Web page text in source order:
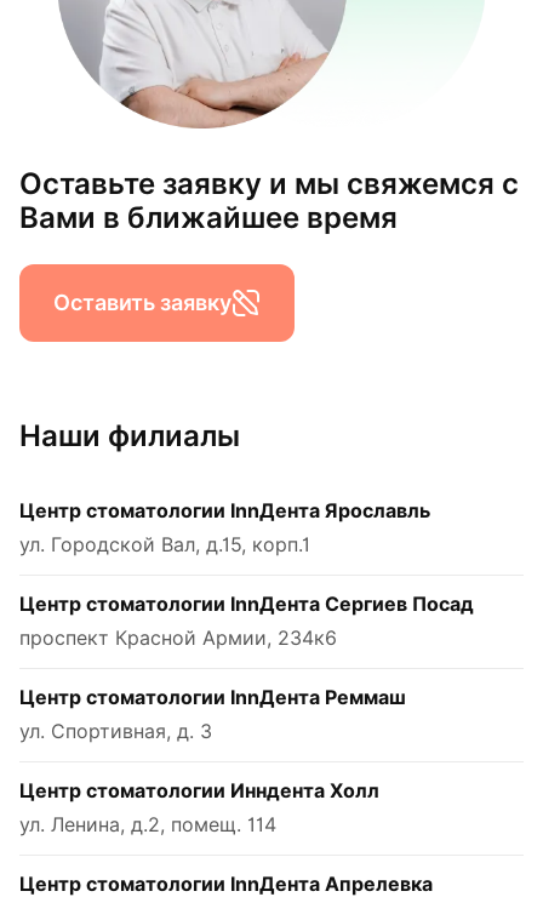
Оставьте заявку и мы свяжемся с
Вами в ближайшее время
Оставить заявку
Наши филиалы
Центр стоматологии InnДента Ярославль
ул. Городской Вал, д.15, корп.1
Центр стоматологии InnДента Сергиев Посад
проспект Красной Армии, 234к6
Центр стоматологии InnДента Реммаш
ул. Спортивная, д. 3
Центр стоматологии Инндента Холл
ул. Ленина, д.2, помещ. 114
Центр стоматологии InnДента Апрелевка